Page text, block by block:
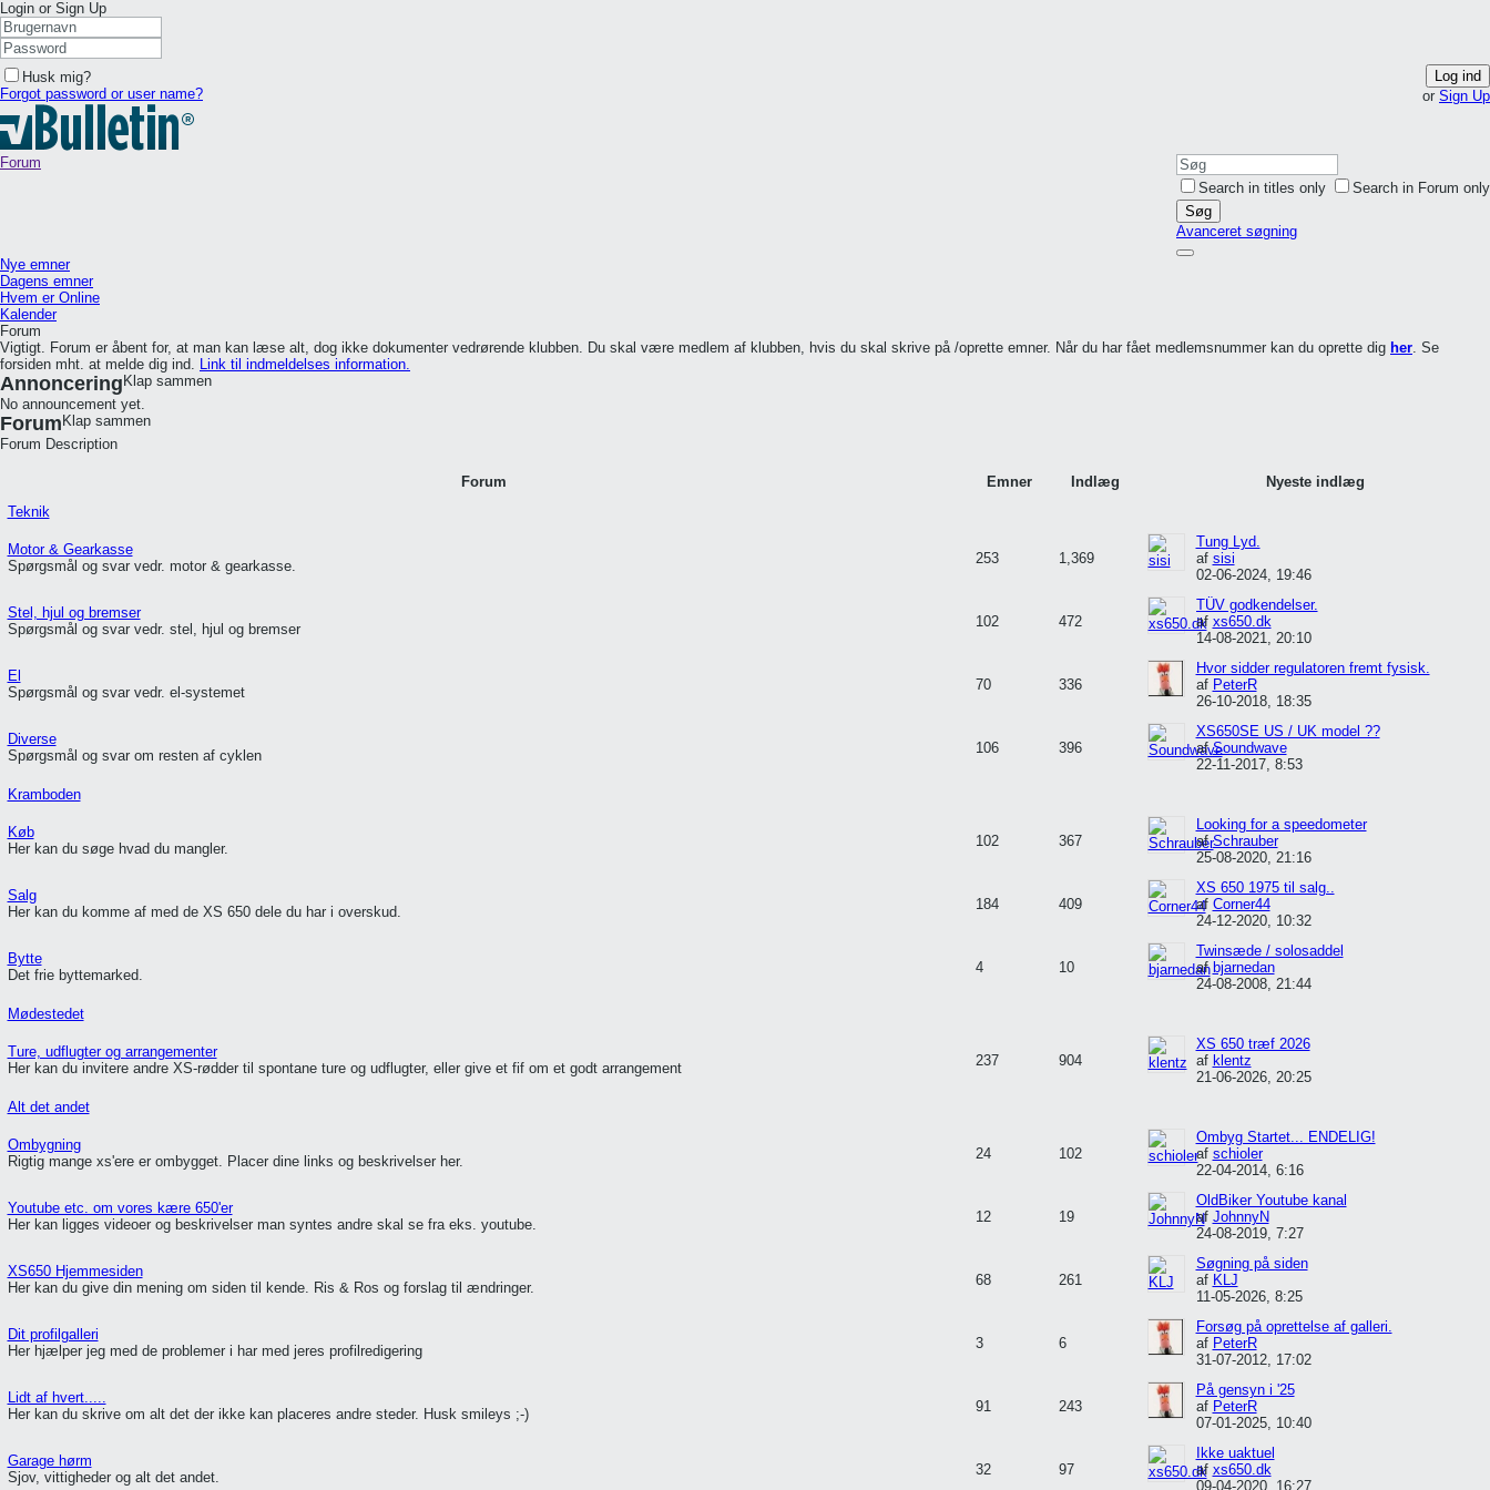
Login or Sign Up
Husk mig?
Log ind
Forgot password or user name?
or Sign Up
Search in titles only
Search in Forum only
Søg
Avanceret søgning
Forum
Nye emner
Dagens emner
Hvem er Online
Kalender
Forum
Vigtigt. Forum er åbent for, at man kan læse alt, dog ikke dokumenter vedrørende klubben. Du skal være medlem af klubben, hvis du skal skrive på /oprette emner. Når du har fået medlemsnummer kan du oprette dig her. Se
forsiden mht. at melde dig ind. Link til indmeldelses information.
Annoncering Klap sammen
No announcement yet.
Forum Klap sammen
Forum Description
Forum Emner Indlæg
Nyeste indlæg
Teknik
Motor & Gearkasse
Spørgsmål og svar vedr. motor & gearkasse.
253 1,369
Tung Lyd.
af sisi
02-06-2024, 19:46
Stel, hjul og bremser
Spørgsmål og svar vedr. stel, hjul og bremser
102 472
TÜV godkendelser.
af xs650.dk
14-08-2021, 20:10
El
Spørgsmål og svar vedr. el-systemet
70 336
Hvor sidder regulatoren fremt fysisk.
af PeterR
26-10-2018, 18:35
Diverse
Spørgsmål og svar om resten af cyklen
106 396
XS650SE US / UK model ??
afSoundwave
22-11-2017, 8:53
Kramboden
Køb
Her kan du søge hvad du mangler.
102 367
Looking for a speedometer
afSchrauber
25-08-2020, 21:16
Salg
Her kan du komme af med de XS 650 dele du har i overskud.
184 409
XS 650 1975 til salg..
af Corner44
24-12-2020, 10:32
Bytte
Det frie byttemarked.
4 10
Twinsæde / solosaddel
af bjarnedan
24-08-2008, 21:44
Mødestedet
Ture, udflugter og arrangementer
Her kan du invitere andre XS-rødder til spontane ture og udflugter, eller give et fif om et godt arrangement
237 904
XS 650 træf 2026
af klentz
21-06-2026, 20:25
Alt det andet
Ombygning
Rigtig mange xs'ere er ombygget. Placer dine links og beskrivelser her.
24 102
Ombyg Startet... ENDELIG!
af schioler
22-04-2014, 6:16
Youtube etc. om vores kære 650'er
Her kan ligges videoer og beskrivelser man syntes andre skal se fra eks. youtube.
12 19
OldBiker Youtube kanal
af JohnnyN
24-08-2019, 7:27
XS650 Hjemmesiden
Her kan du give din mening om siden til kende. Ris & Ros og forslag til ændringer.
68 261
Søgning på siden
af KLJ
11-05-2026, 8:25
Dit profilgalleri
Her hjælper jeg med de problemer i har med jeres profilredigering
3 6
Forsøg på oprettelse af galleri.
af PeterR
31-07-2012, 17:02
Lidt af hvert.....
Her kan du skrive om alt det der ikke kan placeres andre steder. Husk smileys ;-)
91 243
På gensyn i '25
af PeterR
07-01-2025, 10:40
Garage hørm
Sjov, vittigheder og alt det andet.
32 97
Ikke uaktuel
af xs650.dk
09-04-2020, 16:27